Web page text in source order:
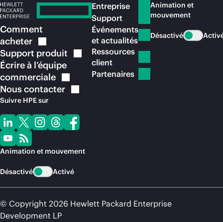
Comment
acheter
Support produit
Écrire à l’équipe
commerciale
Nouscontacter
Suivre HPE sur
Animation et mouvement
Désactivé Activé
Entreprise
Support
Événements
et actualités
Ressources
client
Partenaires
Animation et
mouvement
Désactivé
© Copyright 2026 Hewlett Packard Enterprise
Development LP